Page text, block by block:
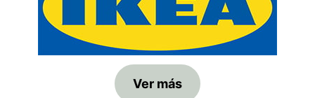
Ver más